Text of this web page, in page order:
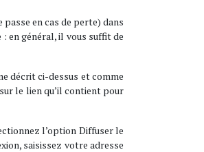
en cas de perte) dans
en général, il vous suffit de
décrit ci-dessus et comme
le lien qu’il contient pour
l’option Diffuser le
saisissez votre adresse